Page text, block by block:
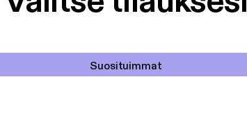
Suosituimmat